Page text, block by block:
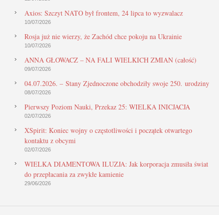
Axios: Szczyt NATO był frontem, 24 lipca to wyzwalacz
10/07/2026
Rosja już nie wierzy, że Zachód chce pokoju na Ukrainie
10/07/2026
ANNA GŁOWACZ – NA FALI WIELKICH ZMIAN (całość)
09/07/2026
04.07.2026. – Stany Zjednoczone obchodziły swoje 250. urodziny
08/07/2026
Pierwszy Poziom Nauki, Przekaz 25: WIELKA INICJACJA
02/07/2026
XSpirit: Koniec wojny o częstotliwości i początek otwartego
kontaktu z obcymi
02/07/2026
WIELKA DIAMENTOWA ILUZJA: Jak korporacja zmusiła świat
do przepłacania za zwykłe kamienie
29/06/2026